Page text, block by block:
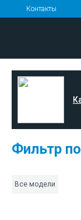
Контакты
Фильтр
Все модели